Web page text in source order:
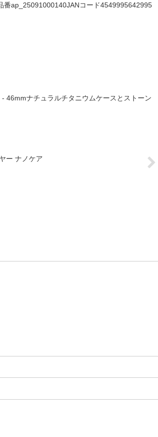
ap_25091000140JANコード4549995642995
46mmナチュラルチタニウムケースとストーン
ー ナノケア